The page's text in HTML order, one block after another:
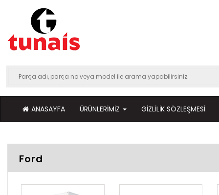
ANASAYFA ÜRÜNLERIMIZ GIZLILIK SÖZLEŞMESI
Ford